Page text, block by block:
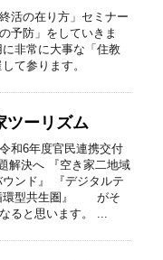
活の在り方」セミナー
予防」をしていきま
非常に大事な「住教
て参ります。
ツーリズム
和6年度官民連携交付
解決へ 『空き家二地域
ンド』 『デジタルテ
環型共生圏』 がそ
ると思います。 ...